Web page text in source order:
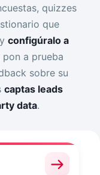
quizzes
que
configúralo a
a prueba
sobre su
captas leads
data.